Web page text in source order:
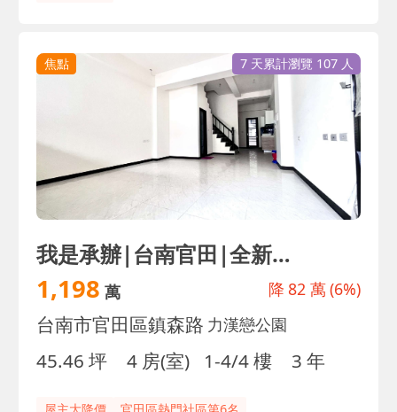
焦點 7 天累計瀏覽 107 人
我是承辦|台南官田|全新未住優質車墅|力漢戀公園
1,198 萬 降 82 萬(6%)
台南市官田區鎮森路 力漢戀公園
45.46 坪 4 房(室) 1-4/4 樓 3 年